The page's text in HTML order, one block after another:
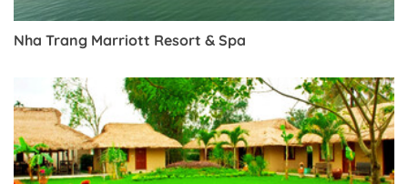
Nha Trang Marriott Resort & Spa